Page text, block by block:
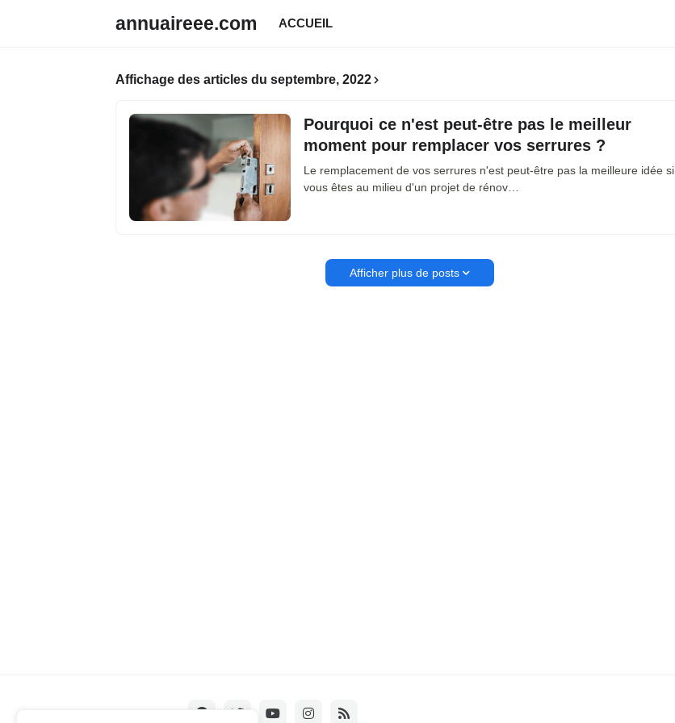
annuaireee.com ACCUEIL
Affichage des articles du septembre, 2022
Pourquoi ce n'est peut-être pas le meilleur
moment pour remplacer vos serrures ?
Le remplacement de vos serrures n'est peut-être pas la meilleure idée si
vous êtes au milieu d'un projet de rénov…
Afficher plus de posts